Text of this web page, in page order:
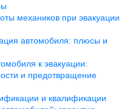
механиков при эвакуации
автомобиля: плюсы и
к эвакуации:
и предотвращение
и квалификации